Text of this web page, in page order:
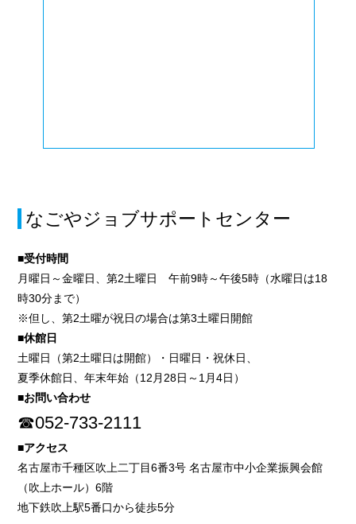
なごやジョブサポートセンター
■受付時間
月曜日～金曜日、第2土曜日 午前9時～午後5時（水曜日は18
時30分まで）
※但し、第2土曜が祝日の場合は第3土曜日開館
■休館日
土曜日（第2土曜日は開館）・日曜日・祝休日、
夏季休館日、年末年始（12月28日～1月4日）
■お問い合わせ
☎052-733-2111
■アクセス
名古屋市千種区吹上二丁目6番3号 名古屋市中小企業振興会館
（吹上ホール）6階
地下鉄吹上駅5番口から徒歩5分